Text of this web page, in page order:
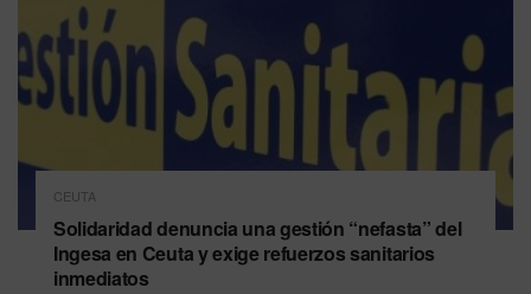
CEUTA
Solidaridad denuncia una gestión “nefasta” del
Ingesa en Ceuta y exige refuerzos sanitarios
inmediatos